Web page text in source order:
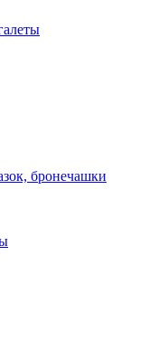
бронечашки